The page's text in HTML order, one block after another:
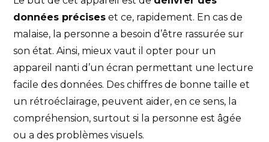
données précises et ce, rapidement. En cas de
malaise, la personne a besoin d’être rassurée sur
son état. Ainsi, mieux vaut il opter pour un
appareil nanti d’un écran permettant une lecture
facile des données. Des chiffres de bonne taille et
un rétroéclairage, peuvent aider, en ce sens, la
compréhension, surtout si la personne est âgée
ou a des problèmes visuels.